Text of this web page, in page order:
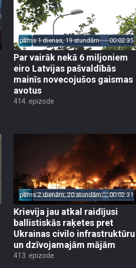
pirms 1 dienas, 19 stundām 00:02:35
Par vairāk nekā 6 miljoniem
eiro Latvijas pašvaldībās
mainīs novecojušos gaismas
avotus
414. epizode
pirms 2 dienām, 20 stundām 00:02:31
Krievija jau atkal raidījusi
ballistiskās raķetes pret
Ukrainas civilo infrastruktūru
un dzīvojamajām mājām
413. epizode